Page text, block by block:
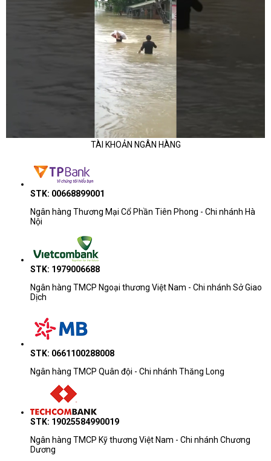
thay thế mực in đều đặn. Điều này có thể tăng phí và bảo
trì công việc.
Khả năng hạn chế về màu sắc: Phần lớn máy tính
trong Laser Brother đa chức năng được thiết kế chủ yếu
cho màu đen trắng. Nếu bạn cần định dạng màu sắc đa
dạng, bạn có thể cần xem xét các loại máy chủ trong
dịch vụ riêng cho màu sắc.
Tóm lại, máy in Laser Brother đa chức năng có nhiều ưu điểm vượt
trội như chất lượng cao, đa chức năng và tốc độ nhanh. Tuy nhiên,
nó cũng có nhược điểm như giá cao và kích thước lớn. Lựa chọn
của bạn.
Máy In Laser Brother đa chức năng có tốt không?
Máy in Laser Brother đa chức năng được đánh giá là tốt trong nhiều
khía cạnh. Dưới đây là một số lợi ích và đánh giá tích cực của máy
TÀI KHOẢN NGÂN HÀNG
STK: 00668899001
Ngân hàng Thương Mại Cổ Phần Tiên Phong - Chi nhánh Hà
Nội
STK: 1979006688
Ngân hàng TMCP Ngoại thương Việt Nam - Chi nhánh Sở Giao
Dịch
STK: 0661100288008
Ngân hàng TMCP Quân đội - Chi nhánh Thăng Long
STK: 19025584990019
Ngân hàng TMCP Kỹ thương Việt Nam - Chi nhánh Chương
Dương